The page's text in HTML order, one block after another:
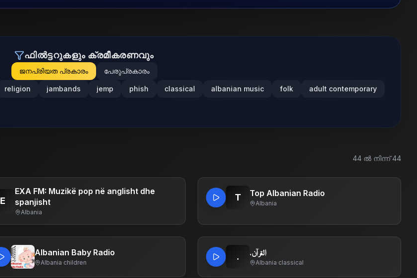
ഫിൽട്ടറുകളും ക്രമീകരണവും
ജനപ്രിയത പ്രകാരം പേരുപ്രകാരം
religion jambands jemp phish classical albanian music folk adult contemporary
44 ൽ നിന്ന് 44
E
EXA FM: Muzikë pop në anglisht dhe
spanjisht
Albania
T Top Albanian Radio
Albania
Albanian Baby Radio
Albania·children
. .القرآن
Albania·classical